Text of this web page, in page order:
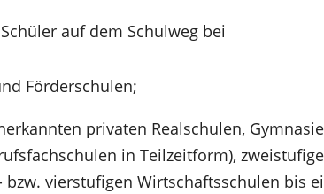
auf dem Schulweg bei
Förderschulen;
privaten Realschulen,
in Teilzeitform),
vierstufigen Wirtschaftsschulen bis